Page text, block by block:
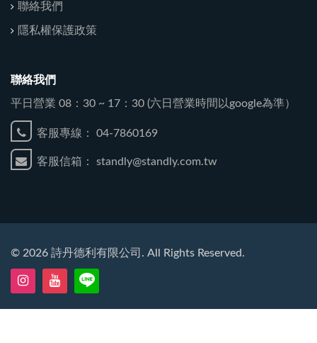
聯絡我們
隱私權保護政策
聯絡我們
平日營業 08：30 ~ 17：30 (六日營業時間以google為準）
客服專線： 04-7860169
客服信箱： standly@standly.com.tw
© 2026 詩丹德利有限公司. All Rights Reserved.